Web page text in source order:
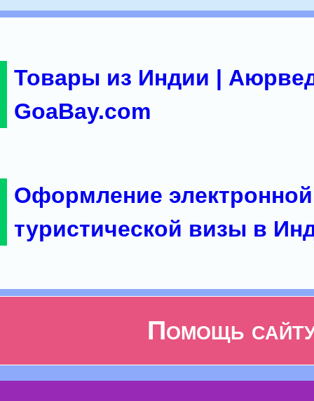
Товары из Индии |
GoaBay.com
Оформление электронной
туристической визы в
Помощь